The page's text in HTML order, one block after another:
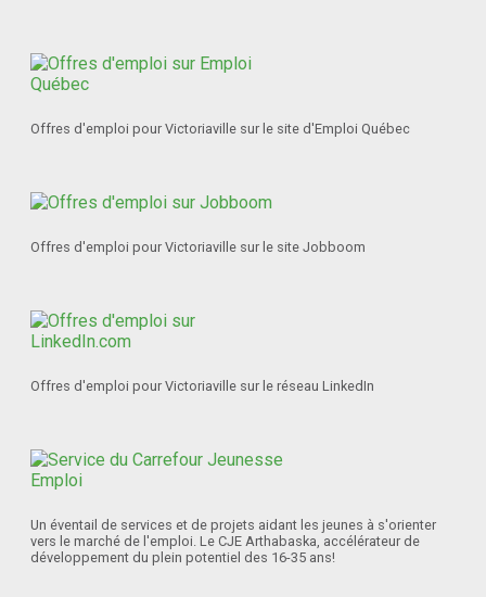
Offres d'emploi pour Victoriaville sur le site d'Emploi Québec
Offres d'emploi pour Victoriaville sur le site Jobboom
Offres d'emploi pour Victoriaville sur le réseau LinkedIn
Un éventail de services et de projets aidant les jeunes à s'orienter
vers le marché de l'emploi. Le CJE Arthabaska, accélérateur de
développement du plein potentiel des 16-35 ans!